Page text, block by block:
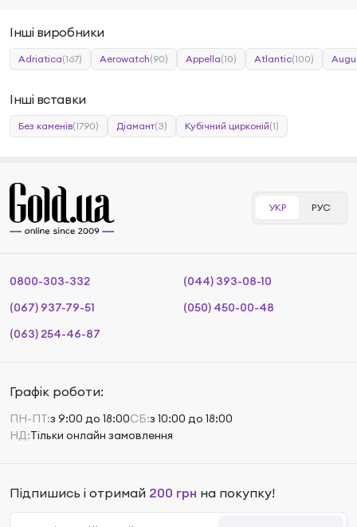
Інші виробники
Adriatica(167) Aerowatch(90) Appella(10) Atlantic(100)
Інші вставки
Без каменів(1790) Діамант(3) Кубічний цирконій(1)
УКР РУС
0800-303-332
(044) 393-08-10
(067) 937-79-51
(050) 450-00-48
(063) 254-46-87
Графік роботи:
ПН-ПТ:з 9:00 до 18:00СБ:з 10:00 до 18:00
НД:Тільки онлайн замовлення
Підпишись і отримай 200 грн на покупку!